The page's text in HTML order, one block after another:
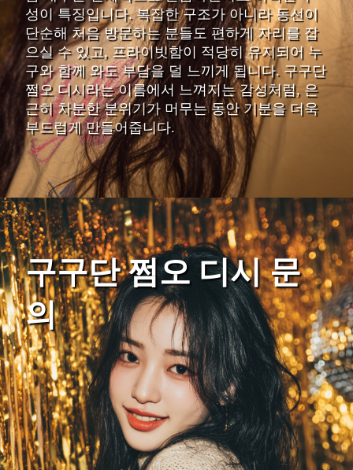
성이 특징입니다. 복잡한 구조가 아니라 동선이
단순해 처음 방문하는 분들도 편하게 자리를 잡
으실 수 있고, 프라이빗함이 적당히 유지되어 누
구와 함께 와도 부담을 덜 느끼게 됩니다. 구구단
쩜오 디시라는 이름에서 느껴지는 감성처럼, 은
근히 차분한 분위기가 머무는 동안 기분을 더욱
부드럽게 만들어줍니다.
구구단 쩜오 디시 문
의